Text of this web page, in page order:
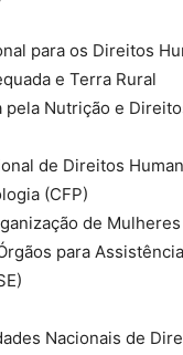
para os Direitos
e Terra Rural
pela Nutrição e
de Direitos
(CFP)
de
para
Nacionais de